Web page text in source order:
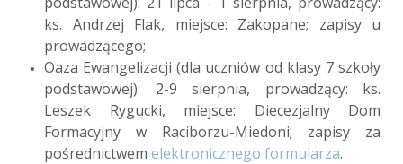
ks. Andrzej Flak, miejsce: Zakopane; zapisy u
prowadzącego;
Oaza Ewangelizacji (dla uczniów od klasy 7 szkoły
podstawowej): 2-9 sierpnia, prowadzący: ks.
Leszek Rygucki, miejsce: Diecezjalny Dom
Formacyjny w Raciborzu-Miedoni; zapisy za
pośrednictwem elektronicznego formularza.